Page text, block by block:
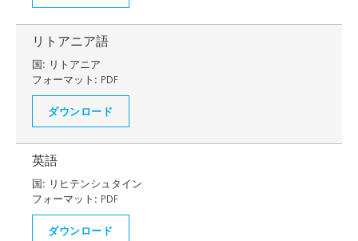
リトアニア語
国: リトアニア
フォーマット: PDF
ダウンロード
英語
国: リヒテンシュタイン
フォーマット: PDF
ダウンロード